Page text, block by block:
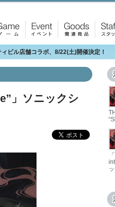
：ゲ
Event：イ
ベント
Goods：関
連商品
Staff
ッフ
ビル店舗コラボ、8/22(土)開催決定！
」ソニックシ